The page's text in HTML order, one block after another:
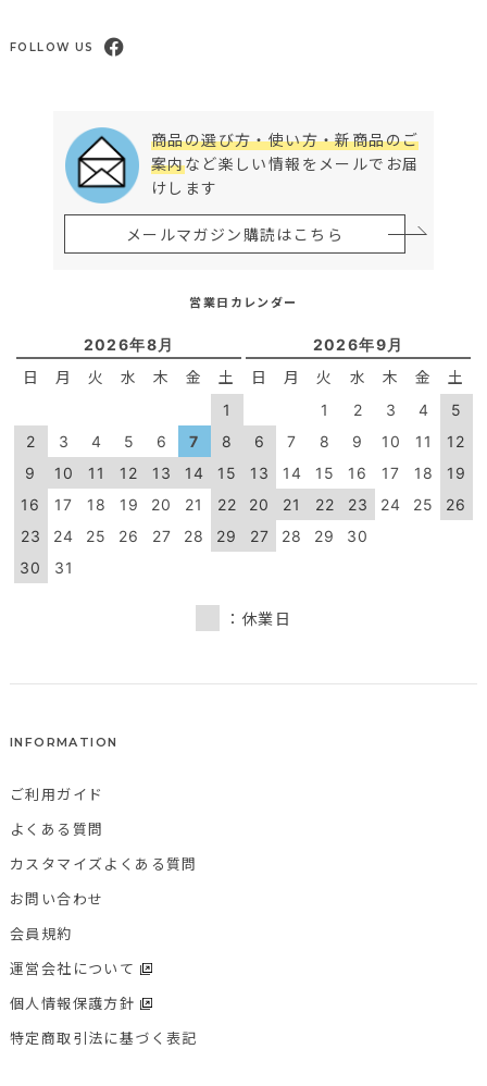
FOLLOW US
商品の選び方・使い方・新商品のご
案内など楽しい情報をメールでお届
けします
メールマガジン購読はこちら
営業日カレンダー
2026年8月
日 月 火 水 木 金 土
1
2
3 4 5 6 7
8
9
10 11 12 13 14
15
16
17 18 19 20 21
22
23
24 25 26 27 28
29
30
31
2026年9月
日 月 火 水 木 金 土
1 2 3 4
5
6
7 8 9 10 11
12
13
14 15 16 17 18
19
20
21 22 23 24 25
26
27
28 29 30
：休業日
INFORMATION
ご利用ガイド
よくある質問
カスタマイズよくある質問
お問い合わせ
会員規約
運営会社について
個人情報保護方針
特定商取引法に基づく表記